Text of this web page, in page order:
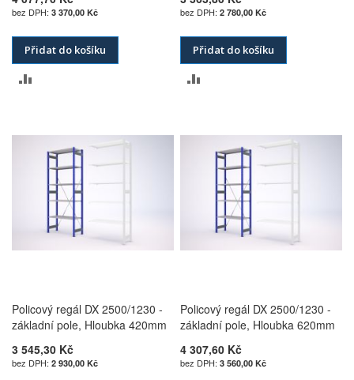
3 370,00 Kč
Přidat do košíku
POROVNÁNÍ
2 780,00 Kč
Přidat do košíku
POROVNÁNÍ
Policový regál DX 2500/1230 -
základní pole, Hloubka 420mm
3 545,30 Kč
2 930,00 Kč
Policový regál DX 2500/1230 -
základní pole, Hloubka 620mm
4 307,60 Kč
3 560,00 Kč